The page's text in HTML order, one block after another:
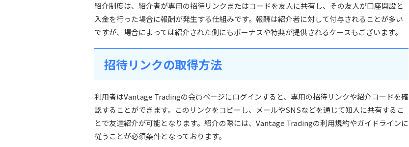
紹介制度は、紹介者が専用の招待リンクまたはコードを友人に共有し、その友人が口座開設と
入金を行った場合に報酬が発生する仕組みです。報酬は紹介者に対して付与されることが多い
ですが、場合によっては紹介された側にもボーナスや特典が提供されるケースもございます。
招待リンクの取得方法
利用者はVantage Tradingの会員ページにログインすると、専用の招待リンクや紹介コードを確
認することができます。このリンクをコピーし、メールやSNSなどを通じて知人に共有するこ
とで友達紹介が可能となります。紹介の際には、Vantage Tradingの利用規約やガイドラインに
従うことが必須条件となっております。